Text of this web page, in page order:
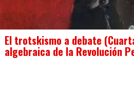
El trotskismo a debate
algebraica de la Revolución